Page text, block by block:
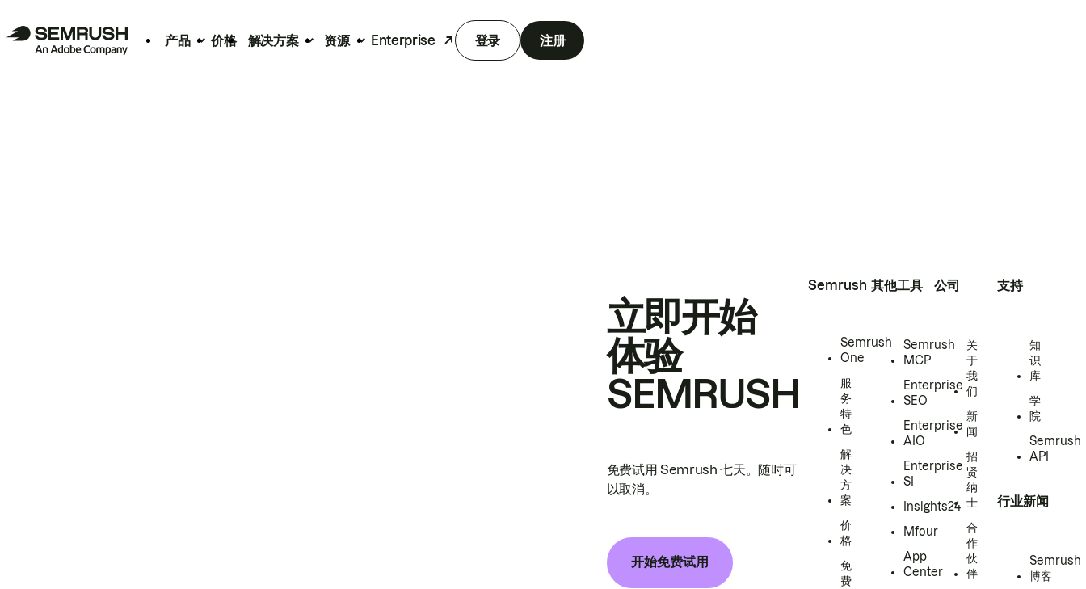
产品 价格 解决方案 资源 Enterprise 登录 注册
立即开始
体验
SEMRUSH
免费试用 Semrush 七天。随时可
以取消。
开始免费试用
Semrush
Semrush
One
服
务
特
色
解
决
方
案
价
格
免
费
其他工具
Semrush
MCP
Enterprise
SEO
Enterprise
AIO
Enterprise
SI
Insights24
Mfour
App
Center
公司
关
于
我
们
新
闻
招
贤
纳
士
合
作
伙
伴
支持
知
识
库
学
院
Semrush
API
行业新闻
Semrush
博客